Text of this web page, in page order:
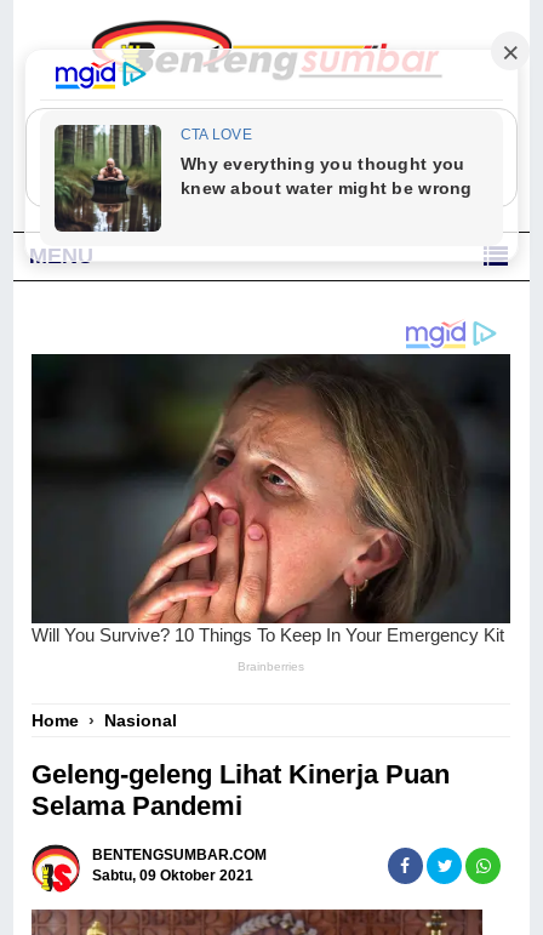
"Sesungguhnya Allah dan para malaikat-Nya berselawat untuk Nabi.
Wahai orang-orang yang beriman, berselawatlah kamu untuk Nabi dan
ucapkanlah salam dengan penuh penghormatan kepadanya." (Qs. Al
Ahzab Ayat 56)
MENU
Home › Nasional
Geleng-geleng Lihat Kinerja Puan
Selama Pandemi
BENTENGSUMBAR.COM
Sabtu, 09 Oktober 2021